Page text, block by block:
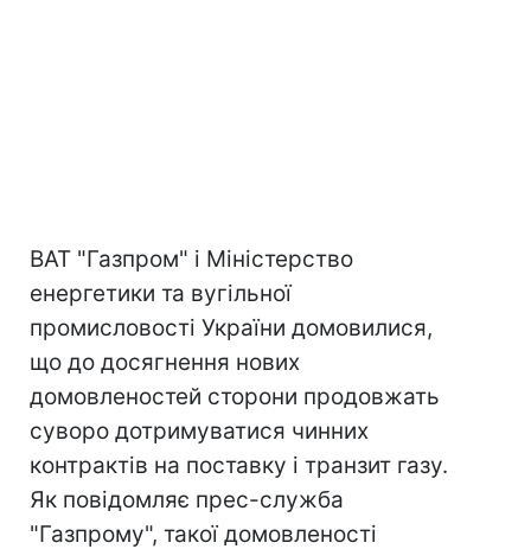
ВАТ "Газпром" і Міністерство
енергетики та вугільної
промисловості України домовилися,
що до досягнення нових
домовленостей сторони продовжать
суворо дотримуватися чинних
контрактів на поставку і транзит газу.
Як повідомляє прес-служба
"Газпрому", такої домовленості